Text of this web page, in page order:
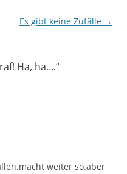
Es gibt keine Zufälle →
Ha, ha….“
weiter so.aber